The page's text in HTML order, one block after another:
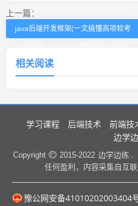
上一篇：
java后端开发框架(一文搞懂高项软考
相关阅读
学习课程 后端技术 前端技
边学
Copyright 2015-2022 边学边练 .
任何盈利，内容采集自互
豫公网安备41010202003404